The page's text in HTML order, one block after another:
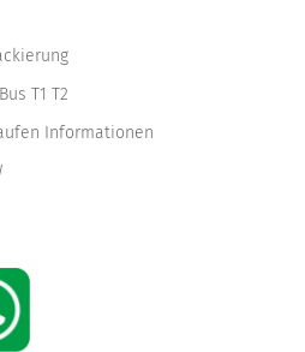
T1 T2
Informationen